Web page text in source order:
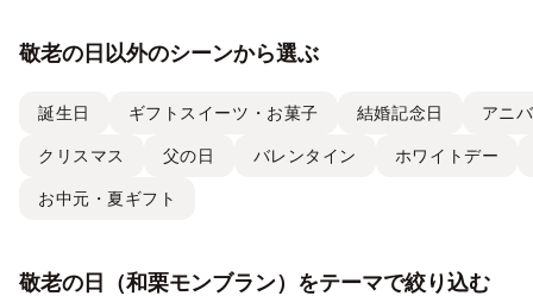
敬老の日以外のシーンから選ぶ
誕生日 ギフトスイーツ・お菓子 結婚記念日 アニ
クリスマス 父の日 バレンタイン ホワイトデー
お中元・夏ギフト
敬老の日（和栗モンブラン）をテーマで絞り込む